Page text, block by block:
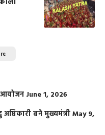
आयोजन June 1, 2026
बने मुख्यमंत्रीMay 9,